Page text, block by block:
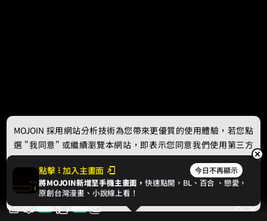
18 999+
點擊 加入主畫面 今日不再顯示
將MOJOIN新增至手機主畫面，快速點開，BL、 百合 、戀愛，
原創台灣漫畫、小說線上看！
MOJOIN 採用網站分析技術為您帶來更優質的使用體驗，若您點
選 "我同意" 或繼續瀏覽本網站，即表示您同意我們使用第三方
Cookie，欲瞭解更多資訊請見隱私權政策。
我同意